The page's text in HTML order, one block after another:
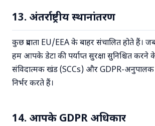
13. अंतर्राष्ट्रीय स्थानांतरण
कुछ प्रदाता EU/EEA के बाहर संचालित होते हैं।
हम आपके डेटा की पर्याप्त सुरक्षा सुनिश्चित
संविदात्मक खंड (SCCs) और GDPR-अनुपालक
निर्भर करते हैं।
14. आपके GDPR अधिकार